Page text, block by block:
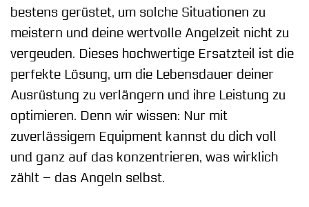
bestens gerüstet, um solche Situationen zu
meistern und deine wertvolle Angelzeit nicht zu
vergeuden. Dieses hochwertige Ersatzteil ist die
perfekte Lösung, um die Lebensdauer deiner
Ausrüstung zu verlängern und ihre Leistung zu
optimieren. Denn wir wissen: Nur mit
zuverlässigem Equipment kannst du dich voll
und ganz auf das konzentrieren, was wirklich
zählt – das Angeln selbst.